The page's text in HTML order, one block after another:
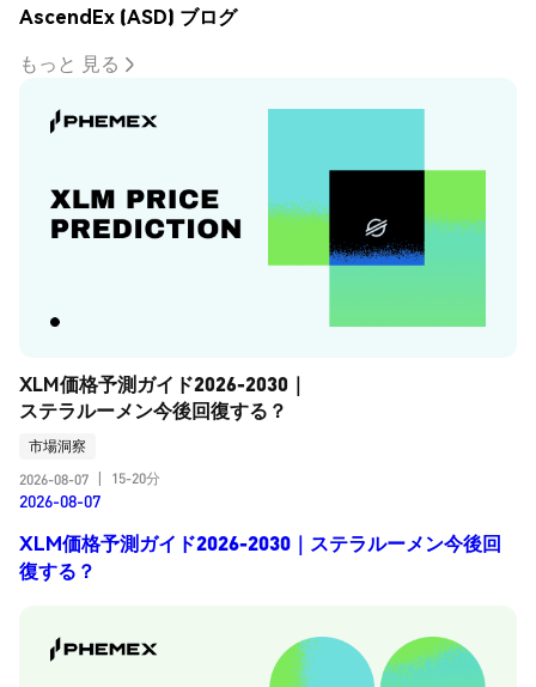
AscendEx (ASD) ブログ
もっと 見る
XLM価格予測ガイド2026-2030｜
ステラルーメン今後回復する？
市場洞察
2026-08-07
15-20分
2026-08-07
XLM価格予測ガイド2026-2030｜ステラルーメン今後回
復する？